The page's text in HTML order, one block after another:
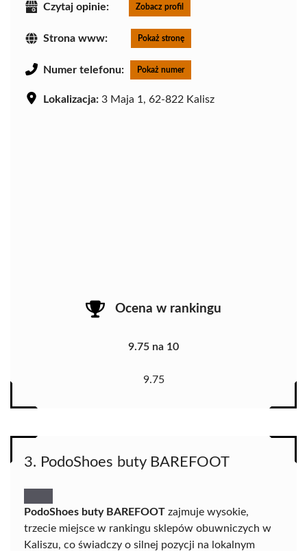
Czytaj opinie: Zobacz profil
Strona www: Pokaż stronę
Numer telefonu: Pokaż numer
Lokalizacja: 3 Maja 1, 62-822 Kalisz
Ocena w rankingu
9.75 na 10
9.75
3. PodoShoes buty BAREFOOT
PodoShoes buty BAREFOOT zajmuje wysokie,
trzecie miejsce w rankingu sklepów obuwniczych w
Kaliszu, co świadczy o silnej pozycji na lokalnym